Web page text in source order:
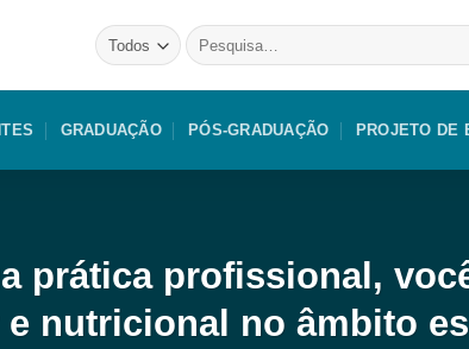
Pesquisar
por:
GRADUAÇÃO PÓS-GRADUAÇÃO PROJETO DE
prática profissional,
nutricional no âmbito